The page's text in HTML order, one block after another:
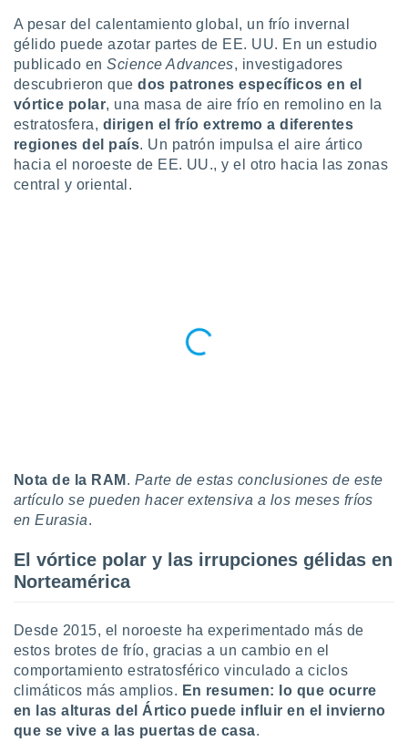
en
más
nuestra
y
de
de que
sean
el sitio
se
ni para
o
aunque
no
Puedes
A pesar del calentamiento global, un frío invernal
gélido puede azotar partes de EE. UU. En un estudio
publicado enScience Advances, investigadores
descubrieron que dos patrones específicos en el
vórtice polar, una masa de aire frío en remolino en la
estratosfera, dirigen el frío extremo a diferentes
regiones del país. Un patrón impulsa el aire ártico
hacia el noroeste de EE. UU., y el otro hacia las zonas
central y oriental.
Nota de la RAM . Parte de estas conclusiones de este
artículo se pueden hacer extensiva a los meses fríos
en Eurasia.
El vórtice polar y las irrupciones gélidas en
Norteamérica
Desde 2015, el noroeste ha experimentado más de
estos brotes de frío, gracias a un cambio en el
comportamiento estratosférico vinculado a ciclos
climáticos más amplios. En resumen: lo que ocurre
en las alturas del Ártico puede influir en el invierno
que se vive a las puertas de casa.